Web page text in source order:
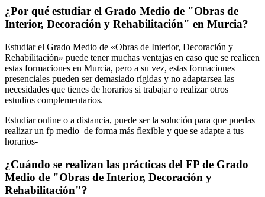
¿Por qué estudiar el Grado Medio de "Obras de
Interior, Decoración y Rehabilitación" en Murcia?
Estudiar el Grado Medio de «Obras de Interior, Decoración y
Rehabilitación» puede tener muchas ventajas en caso que se realicen
estas formaciones en Murcia, pero a su vez, estas formaciones
presenciales pueden ser demasiado rígidas y no adaptarsea las
necesidades que tienes de horarios si trabajar o realizar otros
estudios complementarios.
Estudiar online o a distancia, puede ser la solución para que puedas
realizar un fp medio de forma más flexible y que se adapte a tus
horarios-
¿Cuándo se realizan las prácticas del FP de Grado
Medio de "Obras de Interior, Decoración y
Rehabilitación"?